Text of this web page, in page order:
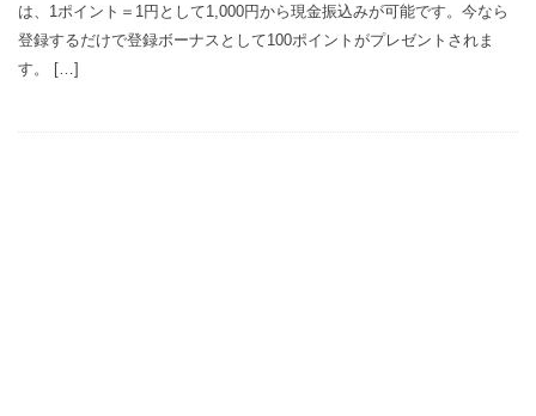
は、1ポイント＝1円として1,000円から現金振込みが可能です。今なら
登録するだけで登録ボーナスとして100ポイントがプレゼントされま
す。 […]